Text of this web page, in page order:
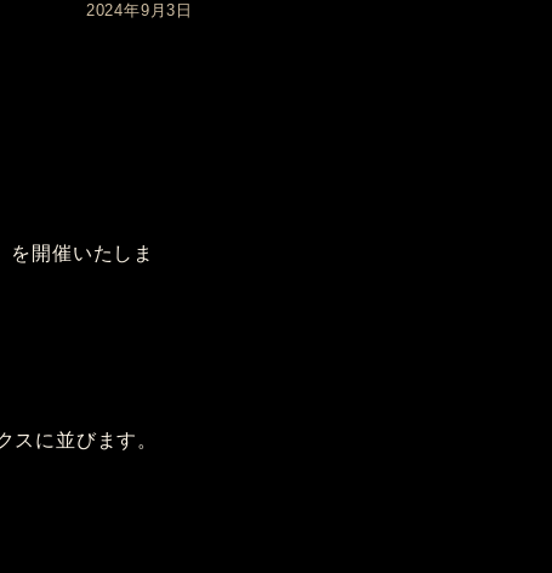
2024年9月3日
開催いたしま
スに並びます。